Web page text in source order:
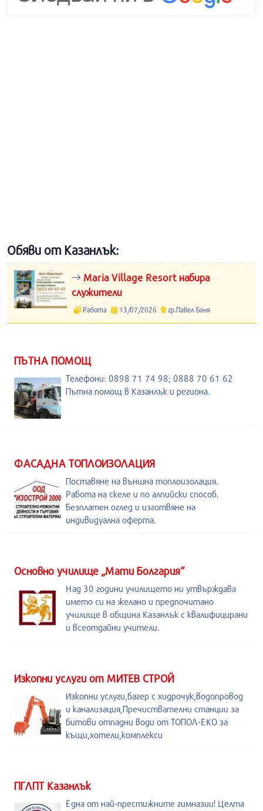
Обяви от Казанлък:
Maria Village Resort набира
служители
Работа 13/07/2026 гр.Павел Баня
ПЪТНА ПОМОЩ
Телефони: 0898 71 74 98; 0888 70 61 62
Пътна помощ в Казанлък и региона.
ФАСАДНА ТОПЛОИЗОЛАЦИЯ
Поставяне на външна топлоизолация.
Работа на скеле и по алпийски способ.
Безплатен оглед и изготвяне на
индивидуална оферта.
Основно училище „Мати Болгария“
Над 30 години училището ни утвърждава
името си на желано и предпочитано
училище в община Казанлък с квалифицирани
и всеотдайни учители.
Изкопни услуги от МИТЕВ СТРОЙ
Изкопни услуги,багер с хидрочук,водопровод
и канализация,Пречиствателни станции за
битови отпадни води от ТОПОЛ-ЕКО за
къщи,хотели,комплекси
ПГЛПТ Казанлък
Една от най-престижните гимназии! Целта